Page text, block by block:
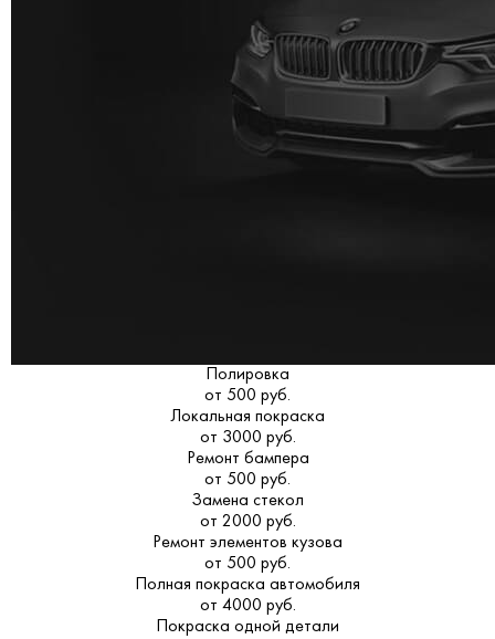
Полировка
от 500 руб.
Локальная покраска
от 3000 руб.
Ремонт бампера
от 500 руб.
Замена стекол
от 2000 руб.
Ремонт элементов кузова
от 500 руб.
Полная покраска автомобиля
от 4000 руб.
Покраска одной детали